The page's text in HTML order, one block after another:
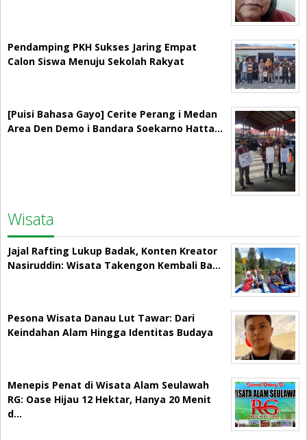
Pendamping PKH Sukses Jaring Empat
Calon Siswa Menuju Sekolah Rakyat
[Puisi Bahasa Gayo] Cerite Perang i Medan
Area Den Demo i Bandara Soekarno Hatta…
Wisata
Jajal Rafting Lukup Badak, Konten Kreator
Nasiruddin: Wisata Takengon Kembali Ba…
Pesona Wisata Danau Lut Tawar: Dari
Keindahan Alam Hingga Identitas Budaya
Menepis Penat di Wisata Alam Seulawah
RG: Oase Hijau 12 Hektar, Hanya 20 Menit
d…